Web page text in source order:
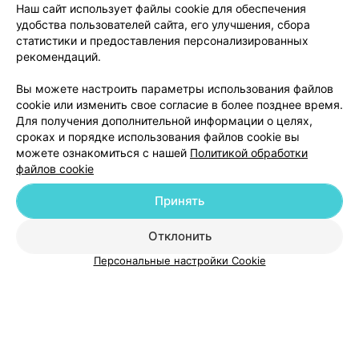
удовольствия от работы и исполнения всех замыслов!
ЭФФЕКТИВНАЯ РЕКЛАМА НА САЙТЕ
Добавить компанию
Добавить специалиста
Наш сайт использует файлы cookie для обеспечения
удобства пользователей сайта, его улучшения, сбора
статистики и предоставления персонализированных
рекомендаций.
Вы можете настроить параметры использования файлов
cookie или изменить свое согласие в более позднее время.
Для получения дополнительной информации о целях,
сроках и порядке использования файлов cookie вы
можете ознакомиться с нашей Политикой обработки
файлов cookie
Отклонить
Принять
Персональные настройки Cookie